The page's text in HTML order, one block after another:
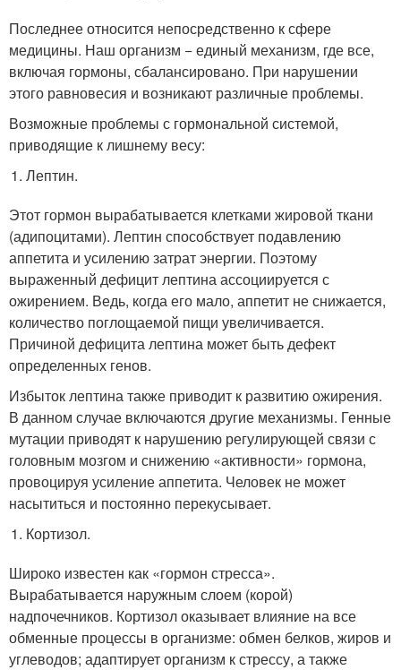
Последнее относится непосредственно к сфере
медицины. Наш организм − единый механизм, где все,
включая гормоны, сбалансировано. При нарушении
этого равновесия и возникают различные проблемы.
Возможные проблемы с гормональной системой,
приводящие к лишнему весу:
Лептин.
Этот гормон вырабатывается клетками жировой ткани
(адипоцитами). Лептин способствует подавлению
аппетита и усилению затрат энергии. Поэтому
выраженный дефицит лептина ассоциируется с
ожирением. Ведь, когда его мало, аппетит не снижается,
количество поглощаемой пищи увеличивается.
Причиной дефицита лептина может быть дефект
определенных генов.
Избыток лептина также приводит к развитию ожирения.
В данном случае включаются другие механизмы. Генные
мутации приводят к нарушению регулирующей связи с
головным мозгом и снижению «активности» гормона,
провоцируя усиление аппетита. Человек не может
насытиться и постоянно перекусывает.
Кортизол.
Широко известен как «гормон стресса».
Вырабатывается наружным слоем (корой)
надпочечников. Кортизол оказывает влияние на все
обменные процессы в организме: обмен белков, жиров и
углеводов; адаптирует организм к стрессу, а также